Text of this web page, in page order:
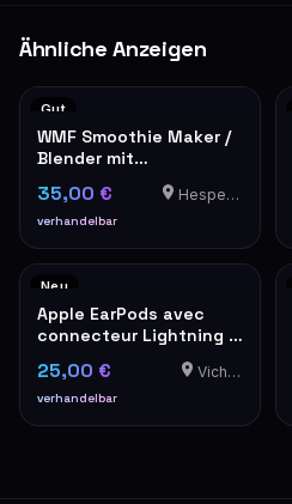
Ähnliche Anzeigen
Gut
WMF Smoothie Maker /
Blender mit
Plastikbehälter
35,00 €
verhandelbar
Hesperange
Neu
Apple EarPods avec
connecteur Lightning –
25,00 €
verhandelbar
Vichten